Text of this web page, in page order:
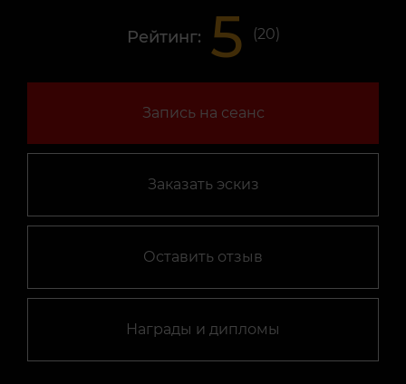
Рейтинг: 5 (20)
Запись на сеанс
Заказать эскиз
Оставить отзыв
Награды и дипломы